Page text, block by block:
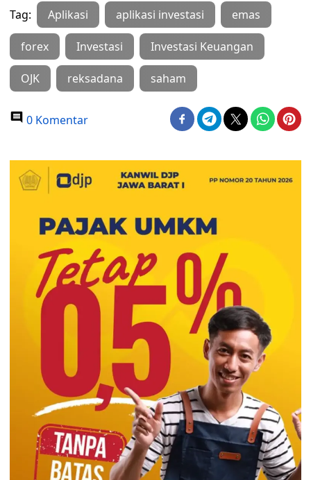
Tag: Aplikasi aplikasi investasi emas
forex Investasi Investasi Keuangan
OJK reksadana saham
0 Komentar